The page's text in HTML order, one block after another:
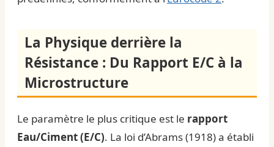
La Physique derrière la
Résistance : Du Rapport E/C à la
Microstructure
Le paramètre le plus critique est le rapport
Eau/Ciment (E/C). La loi d’Abrams (1918) a établi